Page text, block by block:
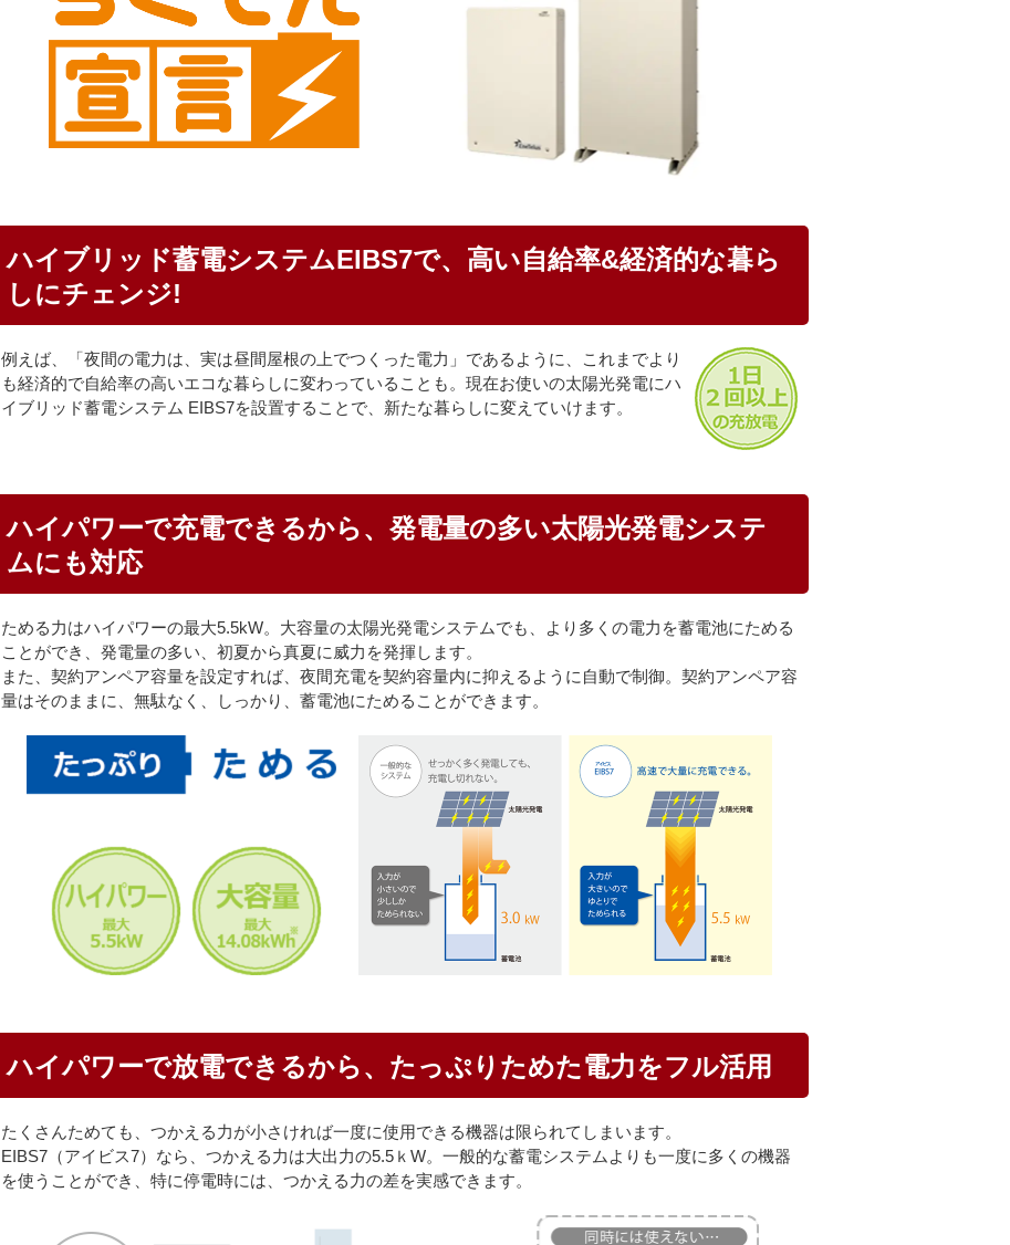
ハイブリッド蓄電システムEIBS7で、高い自給率&経済的な暮ら
しにチェンジ!
例えば、「夜間の電力は、実は昼間屋根の上でつくった電力」であるように、これまでより
も経済的で自給率の高いエコな暮らしに変わっていることも。現在お使いの太陽光発電にハ
イブリッド蓄電システム EIBS7を設置することで、新たな暮らしに変えていけます。
ハイパワーで充電できるから、発電量の多い太陽光発電システ
ムにも対応
ためる力はハイパワーの最大5.5kW。大容量の太陽光発電システムでも、より多くの電力を蓄電池にためる
ことができ、発電量の多い、初夏から真夏に威力を発揮します。
また、契約アンペア容量を設定すれば、夜間充電を契約容量内に抑えるように自動で制御。契約アンペア容
量はそのままに、無駄なく、しっかり、蓄電池にためることができます。
ハイパワーで放電できるから、たっぷりためた電力をフル活用
たくさんためても、つかえる力が小さければ一度に使用できる機器は限られてしまいます。
EIBS7（アイビス7）なら、つかえる力は大出力の5.5ｋW。一般的な蓄電システムよりも一度に多くの機器
を使うことができ、特に停電時には、つかえる力の差を実感できます。